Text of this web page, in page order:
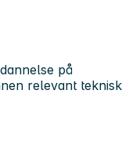
på
relevant teknisk